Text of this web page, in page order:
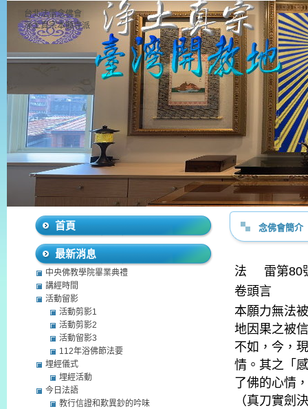
台北法雷念佛會
淨土真宗本願寺派
念佛會簡介
法 雷第80
卷頭言
本願力無法
地因果之被
不如，今，
情。其之「
了佛的心情
（真刀實劍
首頁
最新消息
中央佛教學院畢業典禮
講經時間
活動留影
活動剪影1
活動剪影2
活動留影3
112年浴佛節法要
埋經儀式
埋經活動
今日法語
教行信證和歎異鈔的吟味